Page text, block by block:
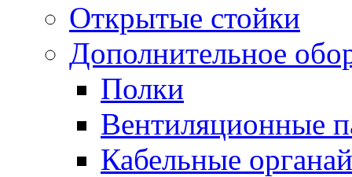
Открытые стойки
Дополнительное
Полки
Вентиляционные
Кабельные